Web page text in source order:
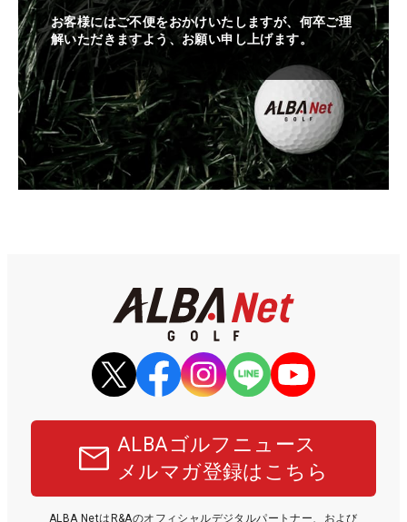
お客様にはご不便をおかけいたしますが、何卒ご理
解いただきますよう、お願い申し上げます。
ALBAゴルフニュース
メルマガ登録はこちら
ALBA NetはR&Aのオフィシャルデジタルパートナー、および